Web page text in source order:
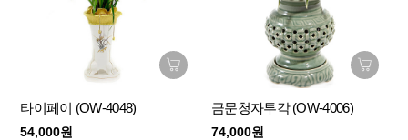
타이페이 (OW-4048)
54,000원
금문청자투각 (OW-4006)
74,000원